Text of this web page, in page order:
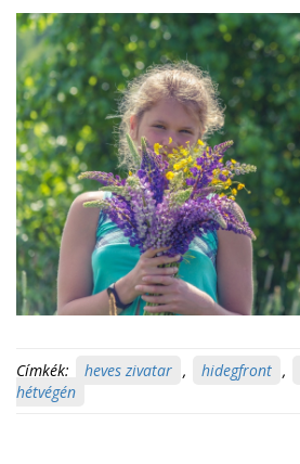
Címkék: heves zivatar , hidegfront ,
hétvégén